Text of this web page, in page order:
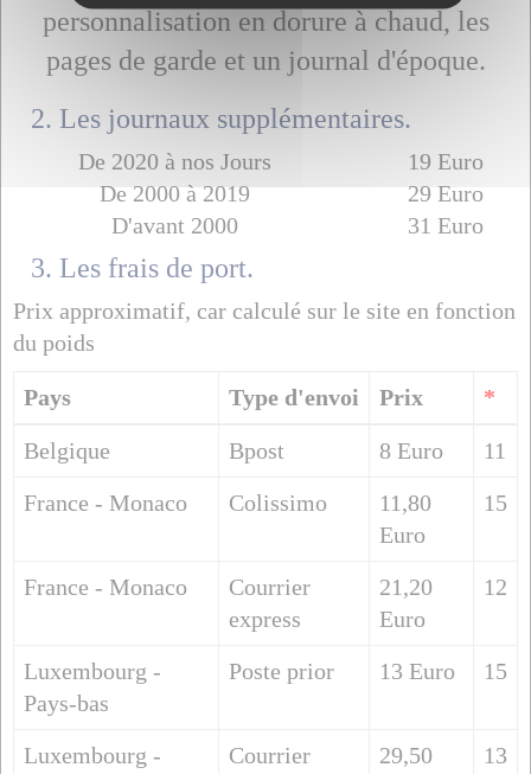
personnalisation en dorure à chaud, les
pages de garde et un journal d'époque.
2. Les journaux supplémentaires.
De 2020 à nos Jours
19 Euro
De 2000 à 2019
29 Euro
D'avant 2000
31 Euro
3. Les frais de port.
Prix approximatif, car calculé sur le site en fonction
du poids
Pays Type d'envoi Prix *
Belgique Bpost 8 Euro 11
France - Monaco Colissimo
11,80
Euro
15
France - Monaco
Courrier
express
21,20
Euro
12
Luxembourg -
Pays-bas
Poste prior 13 Euro 15
Luxembourg -
Courrier
29,50
13